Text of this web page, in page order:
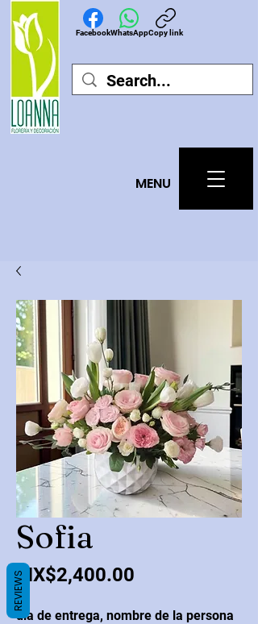
MENU
FacebookWhatsAppCopy link
Sofia
MX$2,400.00
dia de entrega, nombre de la persona
REVIEWS